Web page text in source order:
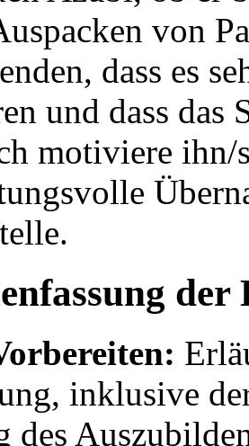
von
dass es
und dass das
motiviere ihn/
der
inklusive
des